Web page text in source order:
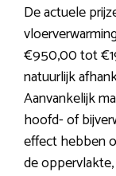
De actuele
€950,00 tot
natuurlijk
Aanvankelijk
hoofd- of
effect hebben
de